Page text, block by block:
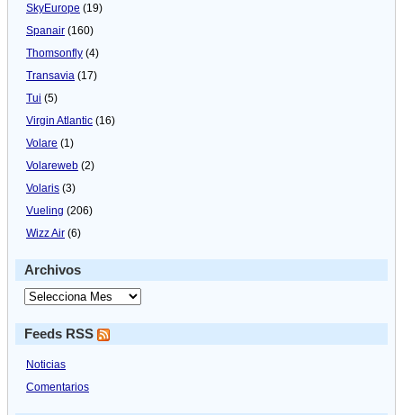
SkyEurope (19)
Spanair (160)
Thomsonfly (4)
Transavia (17)
Tui (5)
Virgin Atlantic (16)
Volare (1)
Volareweb (2)
Volaris (3)
Vueling (206)
Wizz Air (6)
Archivos
Feeds RSS
Noticias
Comentarios